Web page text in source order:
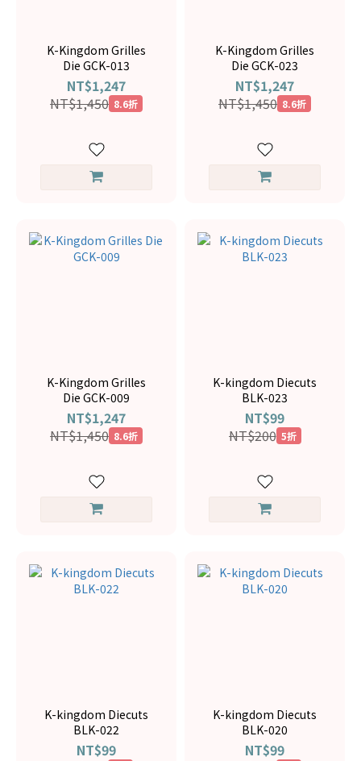
K-Kingdom Grilles
Die GCK-013
NT$1,247
NT$1,450 8.6折
K-Kingdom Grilles
Die GCK-023
NT$1,247
NT$1,450 8.6折
K-Kingdom Grilles
Die GCK-009
NT$1,247
NT$1,450 8.6折
K-kingdom Diecuts
BLK-023
NT$99
NT$200 5折
K-kingdom Diecuts
BLK-022
NT$99
K-kingdom Diecuts
BLK-020
NT$99